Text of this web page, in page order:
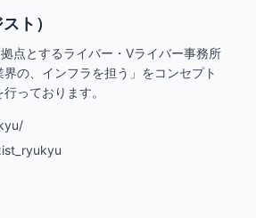
みよう！
で見てみる
ト）
点とするライバー・Vライバー事務所
の、インフラを担う」をコンセプト
っております。